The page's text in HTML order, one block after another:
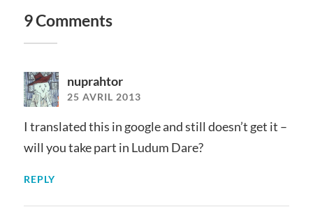
9 Comments
nuprahtor
25 AVRIL 2013
I translated this in google and still doesn’t get it –
will you take part in Ludum Dare?
REPLY